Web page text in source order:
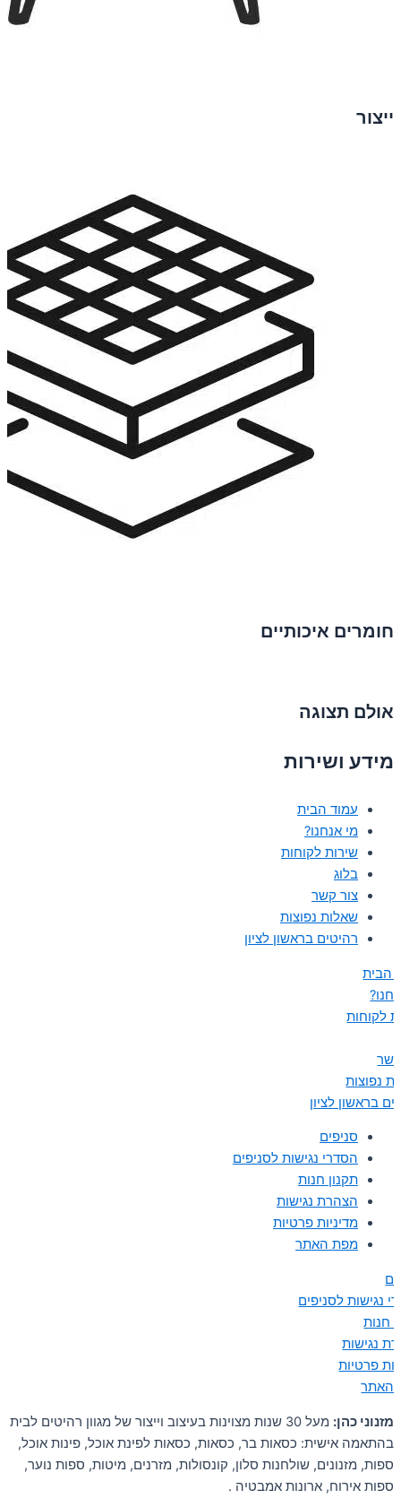
ייצור
חומרים איכותיים
אולם תצוגה
מידע ושירות
עמוד הבית
מי אנחנו?
שירות לקוחות
בלוג
צור קשר
שאלות נפוצות
רהיטים בראשון לציון
הבית
לקוחות
נפוצות
בראשון לציון
סניפים
הסדרי נגישות לסניפים
תקנון חנות
הצהרת נגישות
מדיניות פרטיות
מפת האתר
נגישות לסניפים
חנות
נגישות
פרטיות
האתר
מזנוני כהן:
מעל 30 שנות מצוינות בעיצוב וייצור של מגוון רהיטים לבית
בהתאמה אישית: כסאות בר, כסאות, כסאות לפינת אוכל, פינות אוכל,
ספות, מזנונים, שולחנות סלון, קונסולות, מזרנים, מיטות, ספות נוער,
ספות אירוח, ארונות אמבטיה .